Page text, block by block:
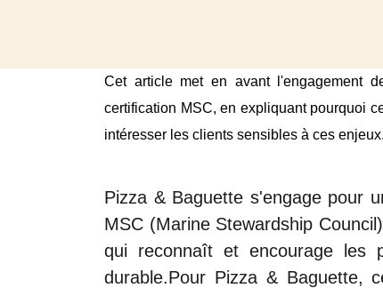
Cet article met en avant l'engagement
certification MSC, en expliquant pourquoi
intéresser les clients sensibles à ces enjeux.
Pizza & Baguette s'engage pour
MSC (Marine Stewardship
qui reconnaît et encourage les
durable.Pour Pizza & Baguette,